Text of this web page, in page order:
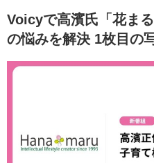
Voicyで高濱氏「花ま
の悩みを解決 1枚目の